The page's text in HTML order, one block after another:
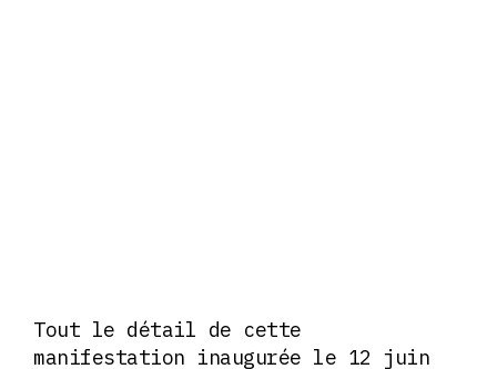
Tout le détail de cette
manifestation inaugurée le 12 juin